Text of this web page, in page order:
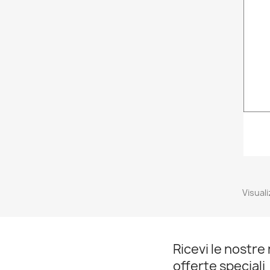
Ricevi le nostre
offerte speciali